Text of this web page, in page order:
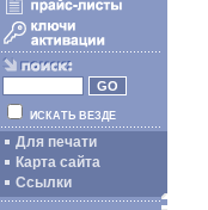
ИСКАТЬ ВЕЗДЕ
Для печати
Карта сайта
Ссылки